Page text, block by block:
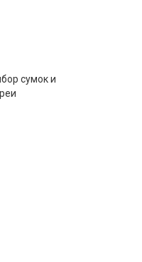
сумок и